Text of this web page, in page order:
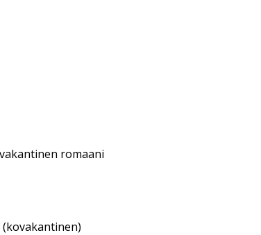
romaani